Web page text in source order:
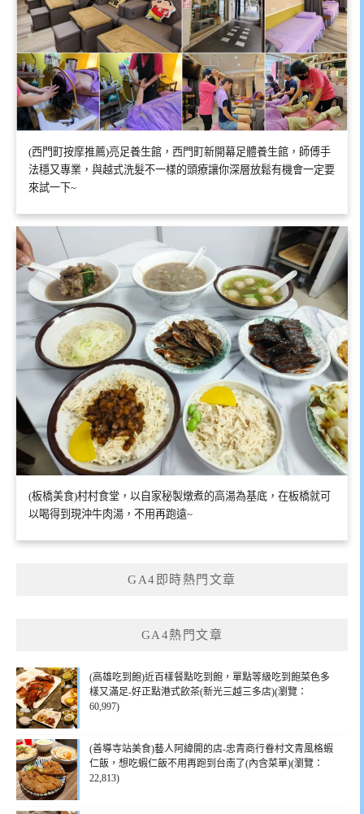
(西門町按摩推薦)亮足養生館，西門町新開幕足體養生館，師傅手
法穩又專業，與越式洗髮不一樣的頭療讓你深層放鬆有機會一定要
來試一下~
(板橋美食)村村食堂，以自家秘製燉煮的高湯為基底，在板橋就可
以喝得到現沖牛肉湯，不用再跑遠~
GA4即時熱門文章
GA4熱門文章
(高雄吃到飽)近百樣餐點吃到飽，單點等級吃到飽菜色多
樣又滿足-好正點港式飲茶(新光三越三多店)(瀏覽：
60,997)
(善導寺站美食)藝人阿緯開的店-忠青商行眷村文青風格蝦
仁飯，想吃蝦仁飯不用再跑到台南了(內含菜單)(瀏覽：
22,813)